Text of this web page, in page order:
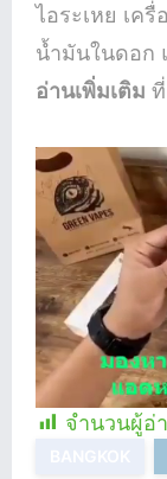
ไอระเหย เค
น้ำมันในดอก
อ่านเพิ่มเติม
จำนวนผู้อ่